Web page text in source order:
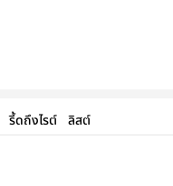
รี้ดถึงไรต์ ลิสต์